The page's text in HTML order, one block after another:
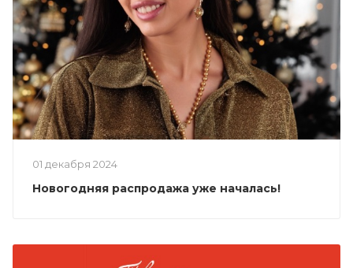
01 декабря 2024
Новогодняя распродажа уже началась!